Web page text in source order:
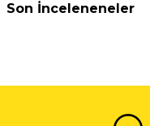
Son İnceleneneler